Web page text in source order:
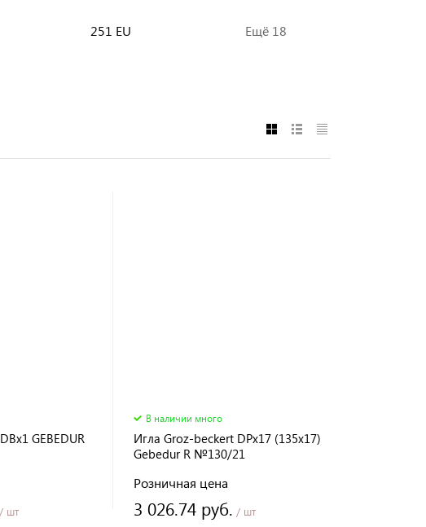
251 EU Ещё 18
GEBEDUR
/ шт
В наличии много
Игла Groz-beckert DPx17 (135х17)
Gebedur R №130/21
Розничная цена
3 026.74 руб. / шт